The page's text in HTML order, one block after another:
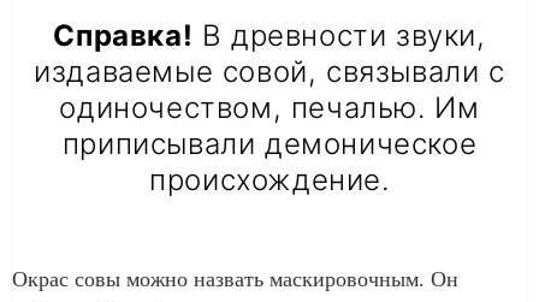
Справка! В древности звуки,
издаваемые совой, связывали с
одиночеством, печалью. Им
приписывали демоническое
происхождение.
Окрас совы можно назвать маскировочным. Он